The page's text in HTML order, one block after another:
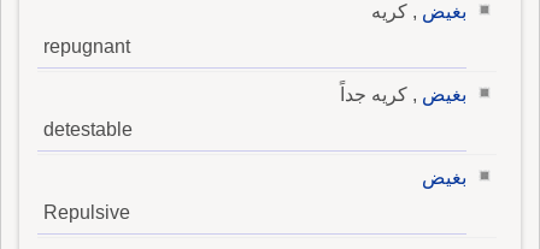
بغيض , كريه
repugnant
بغيض , كريه جداً
detestable
بغيض
Repulsive